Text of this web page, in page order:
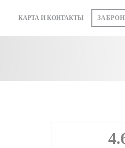
КАРТА И КОНТАКТЫ